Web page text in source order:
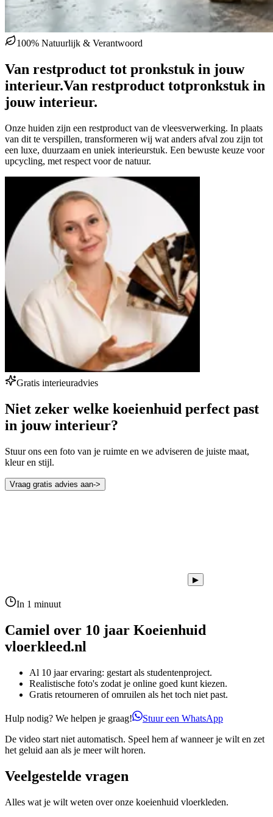
100% Natuurlijk & Verantwoord
Van restproduct tot pronkstuk in jouw
interieur.Van restproduct totpronkstuk in
jouw interieur.
Onze huiden zijn een restproduct van de vleesverwerking. In plaats
van dit te verspillen, transformeren wij wat anders afval zou zijn tot
een luxe, duurzaam en uniek interieurstuk. Een bewuste keuze voor
upcycling, met respect voor de natuur.
Gratis interieuradvies
Niet zeker welke koeienhuid perfect past
in jouw interieur?
Stuur ons een foto van je ruimte en we adviseren de juiste maat,
kleur en stijl.
Vraag gratis advies aan->
▶
In 1 minuut
Camiel over 10 jaar Koeienhuid
vloerkleed.nl
Al 10 jaar ervaring: gestart als studentenproject.
Realistische foto's zodat je online goed kunt kiezen.
Gratis retourneren of omruilen als het toch niet past.
Hulp nodig? We helpen je graag!
Stuur een WhatsApp
De video start niet automatisch. Speel hem af wanneer je wilt en zet
het geluid aan als je meer wilt horen.
Veelgestelde vragen
Alles wat je wilt weten over onze koeienhuid vloerkleden.